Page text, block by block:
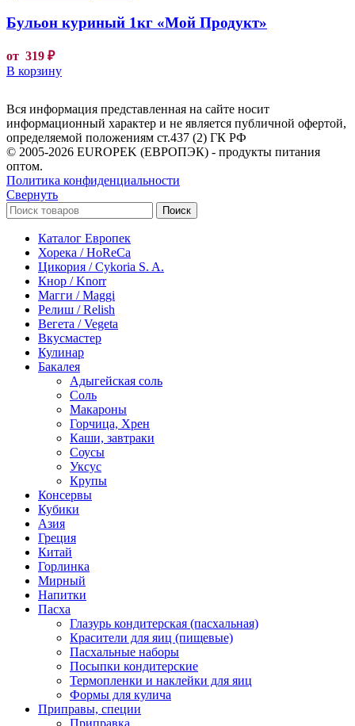
Бульон куриный 1кг «Мой Продукт»
от 319 ₽
В корзину
Вся информация представленная на сайте носит
информационный характер и не является публичной офертой,
определяемой положениям ст.437 (2) ГК РФ
© 2005-2026 EUROPEK (ЕВРОПЭК) - продукты питания
оптом.
Политика конфиденциальности
Свернуть
Поиск
Каталог Европек
Хорека / HoReCa
Цикория / Cykoria S. A.
Кнор / Knorr
Магги / Maggi
Релиш / Relish
Вегета / Vegeta
Вкусмастер
Кулинар
Бакалея
Адыгейская соль
Соль
Макароны
Горчица, Хрен
Каши, завтраки
Соусы
Уксус
Крупы
Консервы
Кубики
Азия
Греция
Китай
Горлинка
Мирный
Напитки
Пасха
Глазурь кондитерская (пасхальная)
Красители для яиц (пищевые)
Пасхальные наборы
Посыпки кондитерские
Термопленки и наклейки для яиц
Формы для кулича
Приправы, специи
Приправка